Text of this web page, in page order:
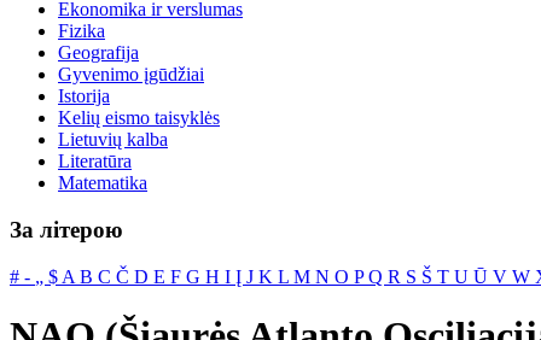
Ekonomika ir verslumas
Fizika
Geografija
Gyvenimo įgūdžiai
Istorija
Kelių eismo taisyklės
Lietuvių kalba
Literatūra
Matematika
За літерою
# ‐ „ $ A B C Č D E F G H I Į J K L M N O PQ R S Š T U Ū V W